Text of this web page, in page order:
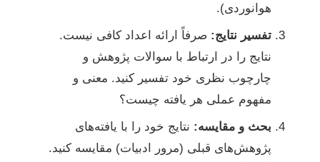
هوانوردی).
تفسیر نتایج: صرفاً ارائه اعداد کافی نیست.
نتایج را در ارتباط با سوالات پژوهش و
چارچوب نظری خود تفسیر کنید. معنی و
مفهوم عملی هر یافته چیست؟
بحث و مقایسه: نتایج خود را با یافته‌های
پژوهش‌های قبلی (مرور ادبیات) مقایسه کنید.